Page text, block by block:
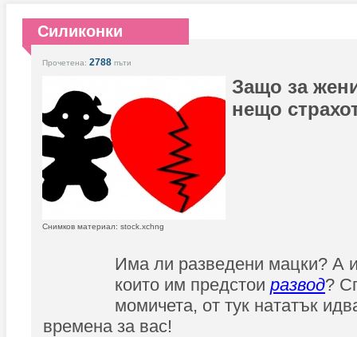
Силиконки
Прочетена: 2788 пъти
Защо за
нещо
Снимков материал: stock.xchng
Има ли разведени мацки? А
които им предстои развод?
момичета, от тук нататък
времена за вас!